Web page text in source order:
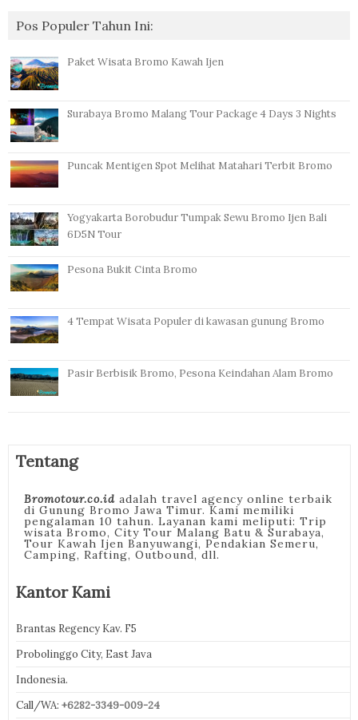
Pos Populer Tahun Ini:
Paket Wisata Bromo Kawah Ijen
Surabaya Bromo Malang Tour Package 4 Days 3 Nights
Puncak Mentigen Spot Melihat Matahari Terbit Bromo
Yogyakarta Borobudur Tumpak Sewu Bromo Ijen Bali
6D5N Tour
Pesona Bukit Cinta Bromo
4 Tempat Wisata Populer di kawasan gunung Bromo
Pasir Berbisik Bromo, Pesona Keindahan Alam Bromo
Tentang
Bromotour.co.idadalah travel agency online terbaik
di Gunung Bromo Jawa Timur. Kami memiliki
pengalaman 10 tahun. Layanan kami meliputi: Trip
wisata Bromo, City Tour Malang Batu & Surabaya,
Tour Kawah Ijen Banyuwangi, Pendakian Semeru,
Camping, Rafting, Outbound, dll.
Kantor Kami
Brantas Regency Kav. F5
Probolinggo City, East Java
Indonesia.
Call/WA: +6282-3349-009-24